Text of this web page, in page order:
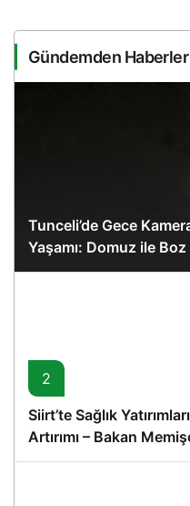
Gündemden Haberler
Tunceli’de Gece
Yaşamı: Domuz ile Boz
2
Siirt’te Sağlık
Artırımı – Bakan